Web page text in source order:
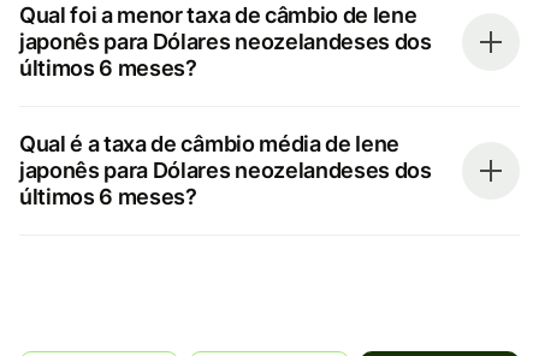
Qual foi a menor taxa de câmbio de Iene
japonês para Dólares neozelandeses dos
últimos 6 meses?
Qual é a taxa de câmbio média de Iene
japonês para Dólares neozelandeses dos
últimos 6 meses?